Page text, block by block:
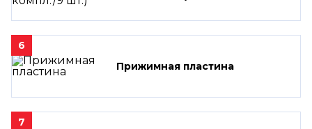
6
Прижимная пластина
7